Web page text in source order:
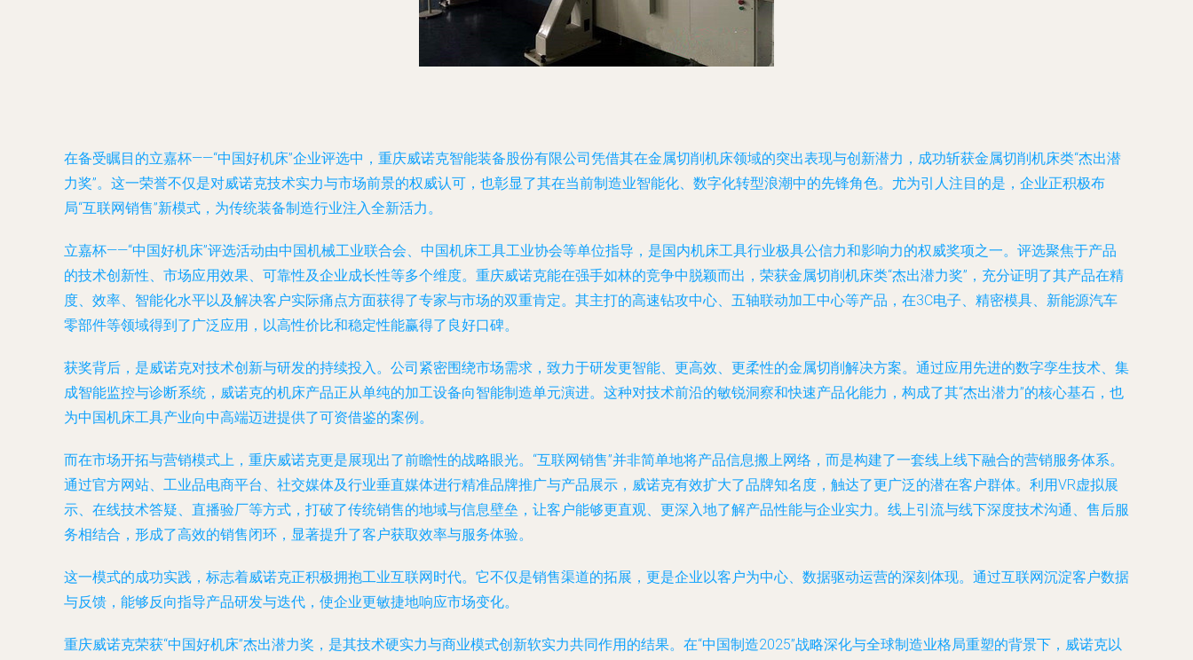
在备受瞩目的立嘉杯——“中国好机床”企业评选中，重庆威诺克智能装备股份有限公司凭借其在金属切削机床领域的突出表现与创新潜力，成功斩获金属切削机床类“杰出潜
力奖”。这一荣誉不仅是对威诺克技术实力与市场前景的权威认可，也彰显了其在当前制造业智能化、数字化转型浪潮中的先锋角色。尤为引人注目的是，企业正积极布
局“互联网销售”新模式，为传统装备制造行业注入全新活力。
立嘉杯——“中国好机床”评选活动由中国机械工业联合会、中国机床工具工业协会等单位指导，是国内机床工具行业极具公信力和影响力的权威奖项之一。评选聚焦于产品
的技术创新性、市场应用效果、可靠性及企业成长性等多个维度。重庆威诺克能在强手如林的竞争中脱颖而出，荣获金属切削机床类“杰出潜力奖”，充分证明了其产品在精
度、效率、智能化水平以及解决客户实际痛点方面获得了专家与市场的双重肯定。其主打的高速钻攻中心、五轴联动加工中心等产品，在3C电子、精密模具、新能源汽车
零部件等领域得到了广泛应用，以高性价比和稳定性能赢得了良好口碑。
获奖背后，是威诺克对技术创新与研发的持续投入。公司紧密围绕市场需求，致力于研发更智能、更高效、更柔性的金属切削解决方案。通过应用先进的数字孪生技术、集
成智能监控与诊断系统，威诺克的机床产品正从单纯的加工设备向智能制造单元演进。这种对技术前沿的敏锐洞察和快速产品化能力，构成了其“杰出潜力”的核心基石，也
为中国机床工具产业向中高端迈进提供了可资借鉴的案例。
而在市场开拓与营销模式上，重庆威诺克更是展现出了前瞻性的战略眼光。“互联网销售”并非简单地将产品信息搬上网络，而是构建了一套线上线下融合的营销服务体系。
通过官方网站、工业品电商平台、社交媒体及行业垂直媒体进行精准品牌推广与产品展示，威诺克有效扩大了品牌知名度，触达了更广泛的潜在客户群体。利用VR虚拟展
示、在线技术答疑、直播验厂等方式，打破了传统销售的地域与信息壁垒，让客户能够更直观、更深入地了解产品性能与企业实力。线上引流与线下深度技术沟通、售后服
务相结合，形成了高效的销售闭环，显著提升了客户获取效率与服务体验。
这一模式的成功实践，标志着威诺克正积极拥抱工业互联网时代。它不仅是销售渠道的拓展，更是企业以客户为中心、数据驱动运营的深刻体现。通过互联网沉淀客户数据
与反馈，能够反向指导产品研发与迭代，使企业更敏捷地响应市场变化。
重庆威诺克荣获“中国好机床”杰出潜力奖，是其技术硬实力与商业模式创新软实力共同作用的结果。在“中国制造2025”战略深化与全球制造业格局重塑的背景下，威诺克以